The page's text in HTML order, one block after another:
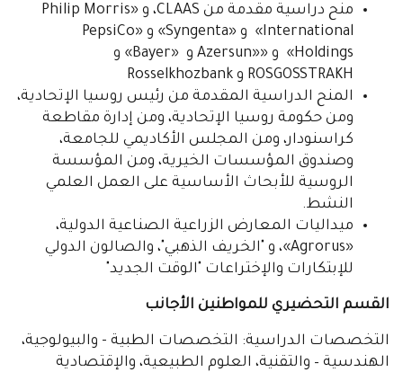
منح دراسية مقدمة من CLAAS، و «Philip Morris
International» و «Syngenta» و «PepsiCo
Holdings» و ««Azersun و «Bayer» و
ROSGOSSTRAKH و Rosselkhozbank
المنح الدراسية المقدمة من رئيس روسيا الإتحادية،
ومن حكومة روسيا الإتحادية، ومن إدارة مقاطعة
كراسنودار، ومن المجلس الأكاديمي للجامعة،
وصندوق المؤسسات الخيرية، ومن المؤسسة
الروسية للأبحاث الأساسية على العمل العلمي
النشط.
ميداليات المعارض الزراعية الصناعية الدولية،
«Agrorus»، و "الخريف الذهبي"، والصالون الدولي
للإبتكارات والإختراعات "الوقت الجديد"
القسم التحضيري للمواطنين الأجانب
التخصصات الدراسية: التخصصات الطبية - والبيولوجية،
الهندسية – والتقنية، العلوم الطبيعية، والإقتصادية